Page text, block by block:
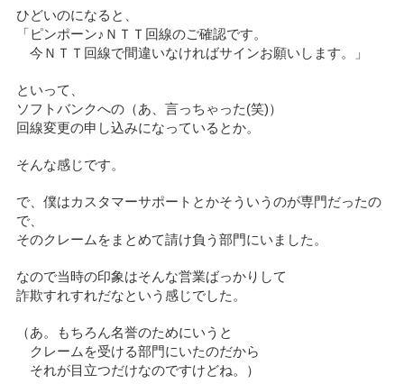
ひどいのになると、
「ピンポーン♪ＮＴＴ回線のご確認です。
今ＮＴＴ回線で間違いなければサインお願いします。」
といって、
ソフトバンクへの（あ、言っちゃった(笑)）
回線変更の申し込みになっているとか。
そんな感じです。
で、僕はカスタマーサポートとかそういうのが専門だったの
で、
そのクレームをまとめて請け負う部門にいました。
なので当時の印象はそんな営業ばっかりして
詐欺すれすれだなという感じでした。
（あ。もちろん名誉のためにいうと
クレームを受ける部門にいたのだから
それが目立つだけなのですけどね。）